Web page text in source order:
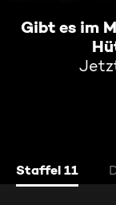
Gibt es im
Staffel 11